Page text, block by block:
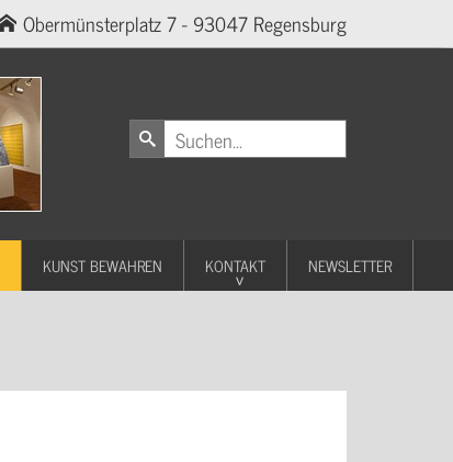
Obermünsterplatz 7 - 93047 Regensburg
KUNST BEWAHREN KONTAKT NEWSLETTER